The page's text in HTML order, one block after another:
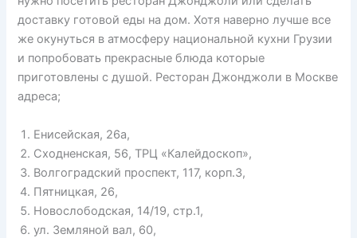
доставку готовой еды на дом. Хотя наверно лучше все
же окунуться в атмосферу национальной кухни Грузии
и попробовать прекрасные блюда которые
приготовлены с душой. Ресторан Джонджоли в Москве
адреса;
Енисейская, 26а,
Сходненская, 56, ТРЦ «Калейдоскоп»,
Волгоградский проспект, 117, корп.3,
Пятницкая, 26,
Новослободская, 14/19, стр.1,
ул. Земляной вал, 60,